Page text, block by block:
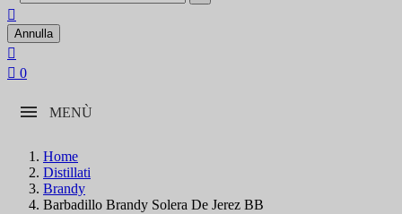

Annulla

 0
MENÙ
Home
Distillati
Brandy
Barbadillo Brandy Solera De Jerez BB